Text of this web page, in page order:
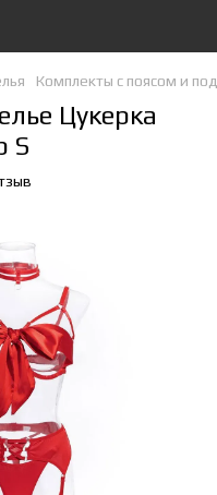
Комплекты с поясом и
Цукерка
S